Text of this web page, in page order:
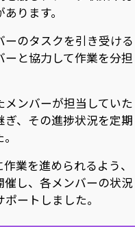
ります。
のタスクを引き受ける
と協力して作業を分担
ンバーが担当していた
、その進捗状況を定期
業を進められるよう、
し、各メンバーの状況
ートしました。